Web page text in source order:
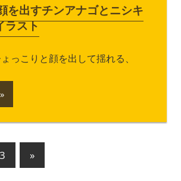
を出すチンアナゴとニシキ
ラスト
っこりと顔を出して揺れる、
3
次
の
»